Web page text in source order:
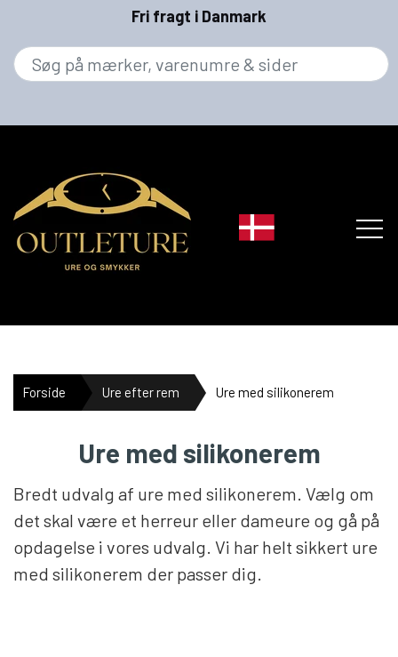
Fri fragt i Danmark
MÆRKER
HERREURE
DAMEURE
NYHEDER
Forside Ure efter rem Ure med silikonerem
Ure med silikonerem
Bredt udvalg af ure med silikonerem. Vælg om
det skal være et herreur eller dameure og gå på
opdagelse i vores udvalg. Vi har helt sikkert ure
med silikonerem der passer dig.